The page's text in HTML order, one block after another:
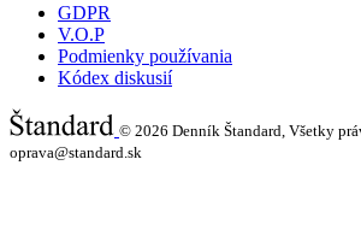
GDPR
V.O.P
Podmienky používania
Kódex diskusií
© 2026 Denník Štandard, Všetky
oprava@standard.sk